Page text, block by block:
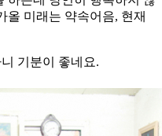
올 미래는 약속어음, 현재
기분이 좋네요.